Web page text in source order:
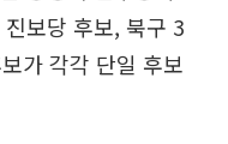
보당 후보, 북구 3
가 각각 단일 후보